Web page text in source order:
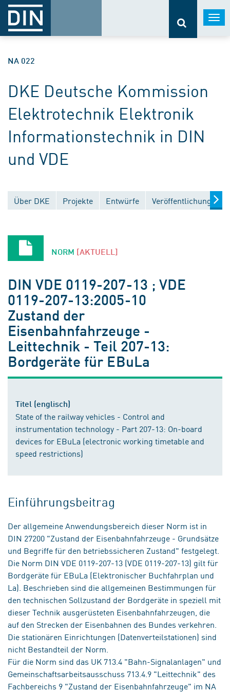
NA 022
DKE Deutsche Kommission
Elektrotechnik Elektronik
Informationstechnik in DIN
und VDE
Über DKE Projekte Entwürfe Veröffentlichungen
NORM [AKTUELL]
DIN VDE 0119-207-13 ; VDE
0119-207-13:2005-10
Zustand der
Eisenbahnfahrzeuge -
Leittechnik - Teil 207-13:
Bordgeräte für EBuLa
Titel (englisch)
State of the railway vehicles - Control and
instrumentation technology - Part 207-13: On-board
devices for EBuLa (electronic working timetable and
speed restrictions)
Einführungsbeitrag
Der allgemeine Anwendungsbereich dieser Norm ist in
DIN 27200 "Zustand der Eisenbahnfahrzeuge - Grundsätze
und Begriffe für den betriebssicheren Zustand" festgelegt.
Die Norm DIN VDE 0119-207-13 (VDE 0119-207-13) gilt für
Bordgeräte für EBuLa (Elektronischer Buchfahrplan und
La). Beschrieben sind die allgemeinen Bestimmungen für
den technischen Sollzustand der Bordgeräte in speziell mit
dieser Technik ausgerüsteten Eisenbahnfahrzeugen, die
auf den Strecken der Eisenbahnen des Bundes verkehren.
Die stationären Einrichtungen (Datenverteilstationen) sind
nicht Bestandteil der Norm.
Für die Norm sind das UK 713.4 "Bahn-Signalanlagen" und
Gemeinschaftsarbeitsausschuss 713.4.9 "Leittechnik" des
Fachbereichs 9 "Zustand der Eisenbahnfahrzeuge" im NA